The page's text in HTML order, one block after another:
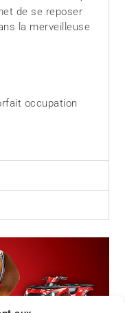
de se reposer
la merveilleuse
occupation